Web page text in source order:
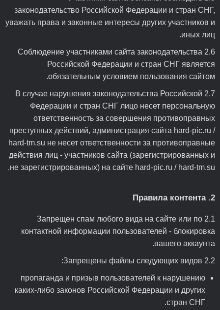
законодательство Российской Федерации и стран СНГ,
уважать права и законные интересы других участников и
иных лиц.
2.6 Соблюдение участниками сайта законодательства
Российской Федерации и стран СНГ является
обязательным условием пользования сайтом.
2.7 В случае нарушения законодательства Российской
Федерации и стран СНГ лицо несет персональную
ответственность за совершения противоправных
преступных действий, администрация сайта hard-pic.ru /
hard-tm.su не несет ответственности за противоправные
действия лиц - участников сайта (зарегистрированных и
не зарегистрированных) на сайте hard-pic.ru / hard-tm.su.
2.1 Запрещен спам любого вида на сайте или по
контактной информации пользователей - блокировка
вашего аккаунта.
2.2 Запрещены файлы следующих видов:
пропаганда и призыв пользователей к нарушению
каких-либо законов Российской Федерации и других
стран СНГ.